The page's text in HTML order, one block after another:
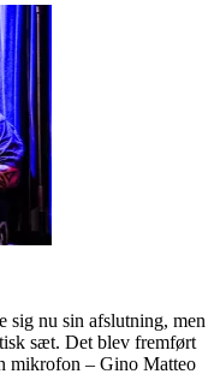
sig nu sin afslutning, men
sæt. Det blev fremført
mikrofon – Gino Matteo